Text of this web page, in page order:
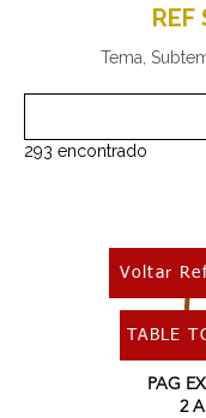
REF
Tema,
293 encontrado
Voltar Ref
TABLE
PAG
2 A